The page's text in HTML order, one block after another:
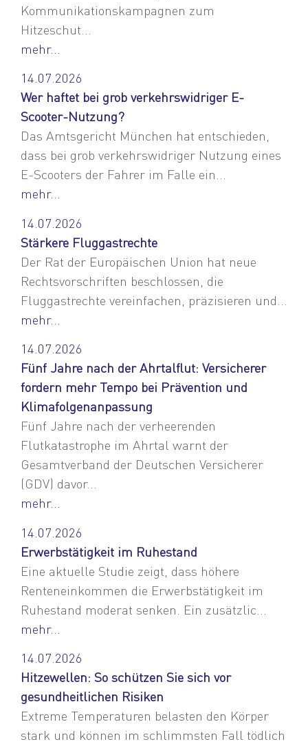
Kommunikationskampagnen zum
Hitzeschut...
mehr...
14.07.2026
Wer haftet bei grob verkehrswidriger E-
Scooter-Nutzung?
Das Amtsgericht München hat entschieden,
dass bei grob verkehrswidriger Nutzung eines
E-Scooters der Fahrer im Falle ein...
mehr...
14.07.2026
Stärkere Fluggastrechte
Der Rat der Europäischen Union hat neue
Rechtsvorschriften beschlossen, die
Fluggastrechte vereinfachen, präzisieren und...
mehr...
14.07.2026
Fünf Jahre nach der Ahrtalflut: Versicherer
fordern mehr Tempo bei Prävention und
Klimafolgenanpassung
Fünf Jahre nach der verheerenden
Flutkatastrophe im Ahrtal warnt der
Gesamtverband der Deutschen Versicherer
(GDV) davor...
mehr...
14.07.2026
Erwerbstätigkeit im Ruhestand
Eine aktuelle Studie zeigt, dass höhere
Renteneinkommen die Erwerbstätigkeit im
Ruhestand moderat senken. Ein zusätzlic...
mehr...
14.07.2026
Hitzewellen: So schützen Sie sich vor
gesundheitlichen Risiken
Extreme Temperaturen belasten den Körper
stark und können im schlimmsten Fall tödlich